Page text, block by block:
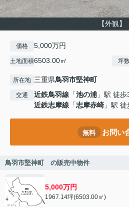
【外観】
価格 5,000万円
土地面積6503.00㎡ 坪
所在地 三重県鳥羽市堅神町
交通 近鉄鳥羽線 「池の浦 」駅 徒
近鉄志摩線 「志摩赤崎 」駅
無料 お問い
鳥羽市堅神町 の販売中物件
5,000万円
1967.14坪(6503.00㎡)